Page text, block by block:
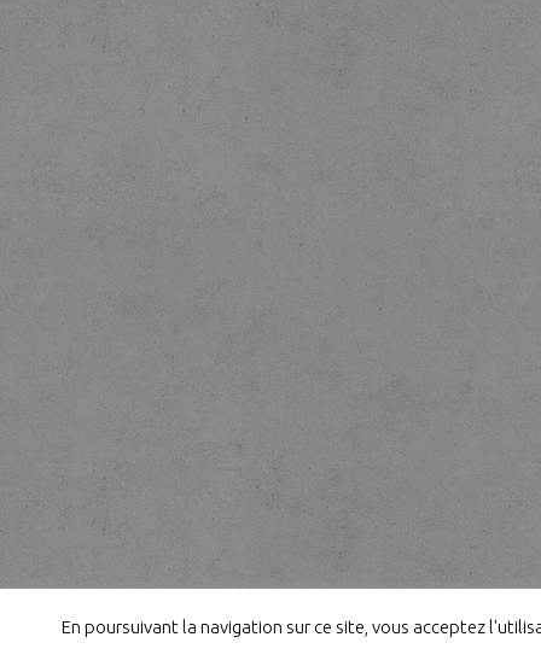
En poursuivant la navigation sur ce site, vous acceptez